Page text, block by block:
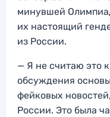
минувшей
их настоящий
из России.
— Я не считаю это
обсуждения
фейковых
России. Это была